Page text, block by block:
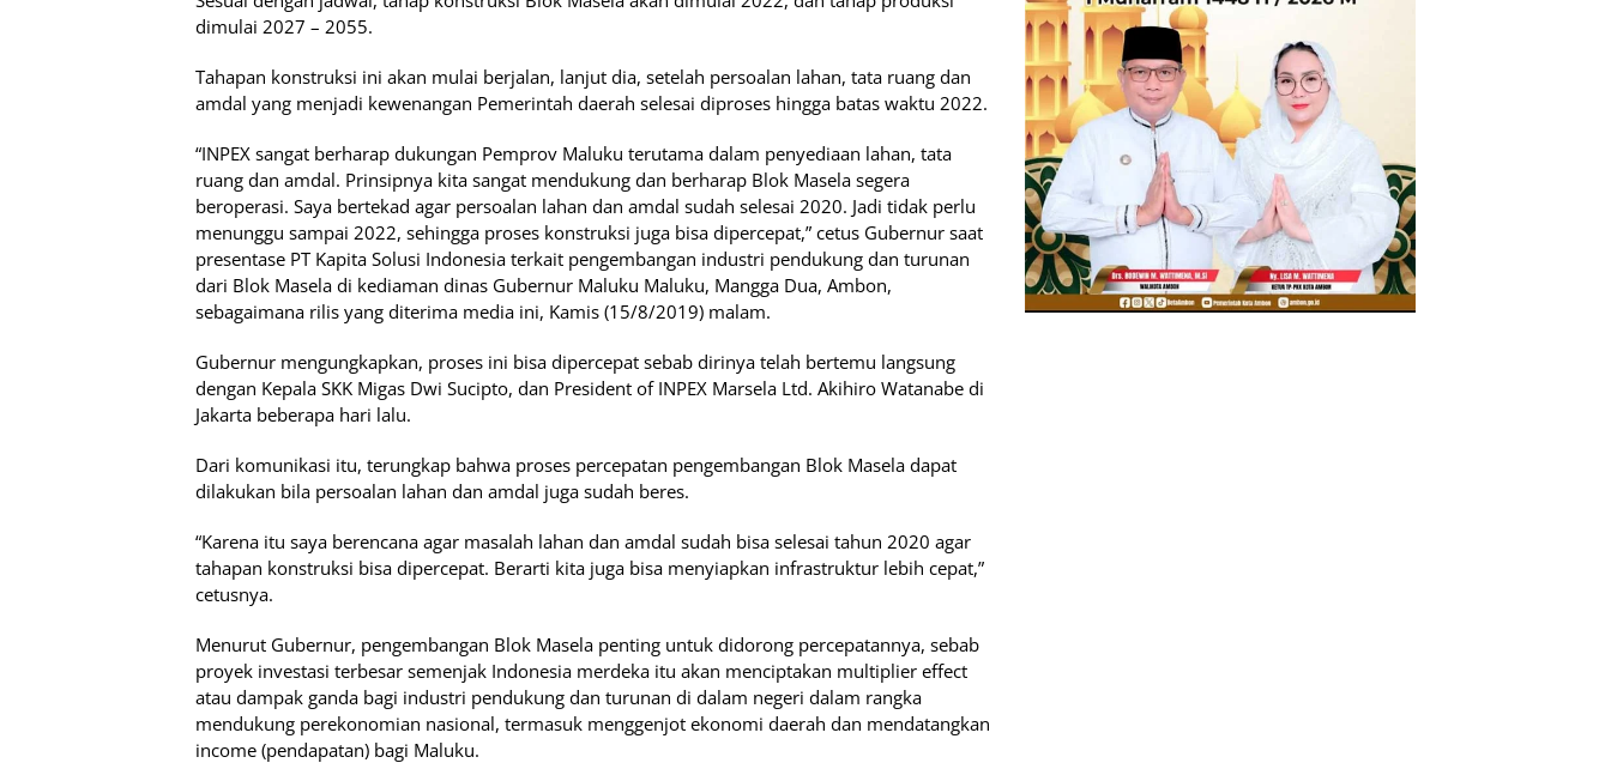
dimulai 2027 – 2055.
Tahapan konstruksi ini akan mulai berjalan, lanjut dia, setelah persoalan lahan, tata ruang dan
amdal yang menjadi kewenangan Pemerintah daerah selesai diproses hingga batas waktu 2022.
“INPEX sangat berharap dukungan Pemprov Maluku terutama dalam penyediaan lahan, tata
ruang dan amdal. Prinsipnya kita sangat mendukung dan berharap Blok Masela segera
beroperasi. Saya bertekad agar persoalan lahan dan amdal sudah selesai 2020. Jadi tidak perlu
menunggu sampai 2022, sehingga proses konstruksi juga bisa dipercepat,” cetus Gubernur saat
presentase PT Kapita Solusi Indonesia terkait pengembangan industri pendukung dan turunan
dari Blok Masela di kediaman dinas Gubernur Maluku Maluku, Mangga Dua, Ambon,
sebagaimana rilis yang diterima media ini, Kamis (15/8/2019) malam.
Gubernur mengungkapkan, proses ini bisa dipercepat sebab dirinya telah bertemu langsung
dengan Kepala SKK Migas Dwi Sucipto, dan President of INPEX Marsela Ltd. Akihiro Watanabe di
Jakarta beberapa hari lalu.
Dari komunikasi itu, terungkap bahwa proses percepatan pengembangan Blok Masela dapat
dilakukan bila persoalan lahan dan amdal juga sudah beres.
“Karena itu saya berencana agar masalah lahan dan amdal sudah bisa selesai tahun 2020 agar
tahapan konstruksi bisa dipercepat. Berarti kita juga bisa menyiapkan infrastruktur lebih cepat,”
cetusnya.
Menurut Gubernur, pengembangan Blok Masela penting untuk didorong percepatannya, sebab
proyek investasi terbesar semenjak Indonesia merdeka itu akan menciptakan multiplier effect
atau dampak ganda bagi industri pendukung dan turunan di dalam negeri dalam rangka
mendukung perekonomian nasional, termasuk menggenjot ekonomi daerah dan mendatangkan
income (pendapatan) bagi Maluku.